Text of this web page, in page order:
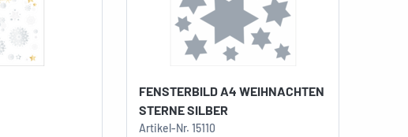
FENSTERBILD A4 WEIHNACHTEN
STERNE SILBER
Artikel-Nr. 15110